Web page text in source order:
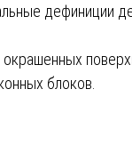
дефиниции
блоков.